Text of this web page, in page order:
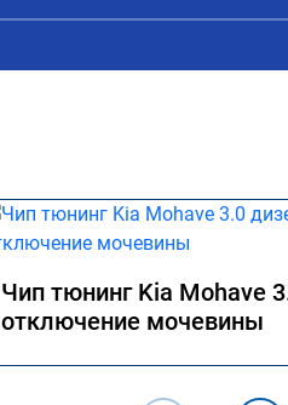
дело
Чип тюнинг Kia Mohave
отключение мочевины